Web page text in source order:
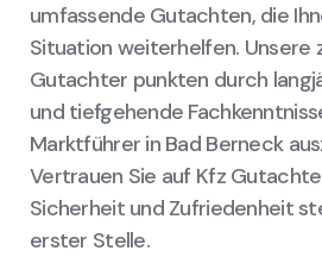
umfassende Gutachten, die
Situation weiterhelfen. Unsere
Gutachter punkten durch
und tiefgehende
Marktführer in Bad Berneck
Vertrauen Sie auf Kfz
Sicherheit und Zufriedenheit
erster Stelle.